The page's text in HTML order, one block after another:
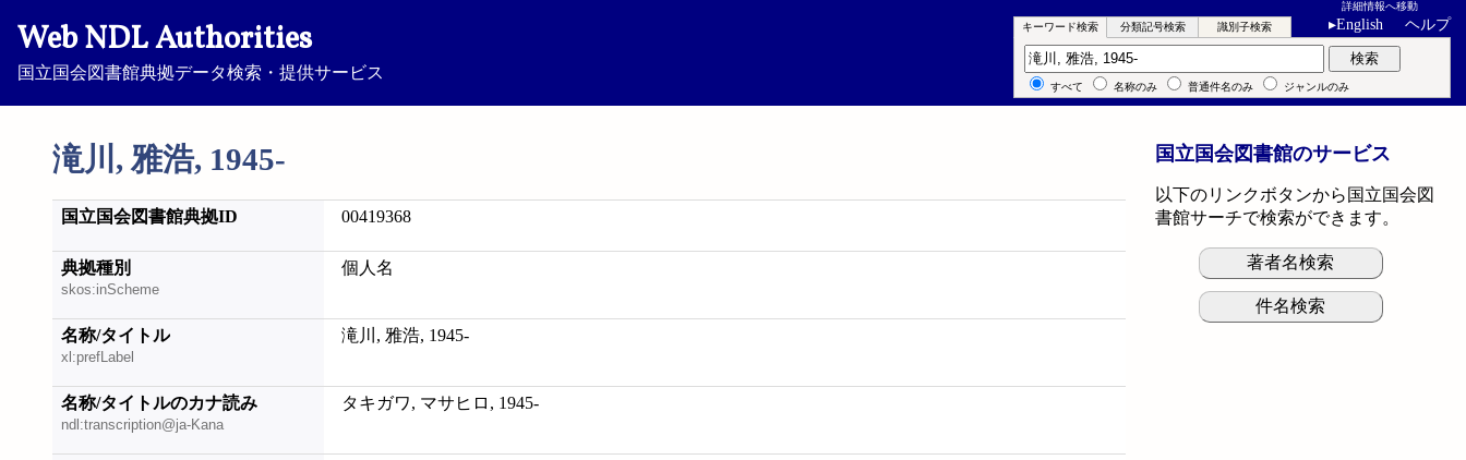
Web NDL Authorities
国立国会図書館典拠データ検索・提供サービス
詳細情報へ移動
▸English ヘルプ
滝川, 雅浩, 1945-
キーワード検索 分類記号検索 識別子検索
キーワード検索 検索
すべて 名称のみ 普通件名のみ ジャンルのみ
国立国会図書館典拠ID 00419368
典拠種別
skos:inScheme
個人名
名称/タイトル
xl:prefLabel
滝川, 雅浩, 1945-
名称/タイトルのカナ読み
ndl:transcription@ja-Kana
タキガワ, マサヒロ, 1945-
国立国会図書館のサービス
以下のリンクボタンから国立国会図
書館サーチで検索ができます。
著者名検索
件名検索